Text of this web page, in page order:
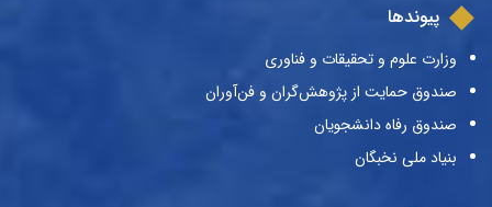
پیوندها
وزارت علوم و تحقیقات و فناوری
صندوق حمایت از پژوهش‌گران و فن‌آوران
صندوق رفاه دانشجویان
بنیاد ملی نخبگان